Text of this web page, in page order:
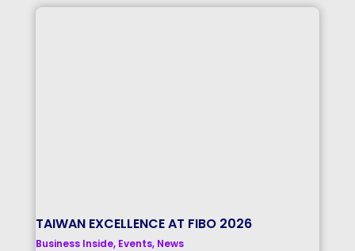
TAIWAN EXCELLENCE AT FIBO 2026
Business Inside, Events, News